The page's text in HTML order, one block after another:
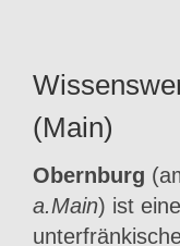
(Main)
Obernburg
a.Main) ist